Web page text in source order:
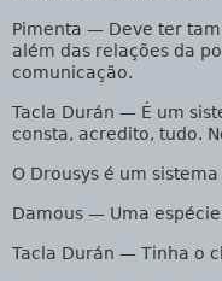
Pimenta — Deve ter
além das relações da
comunicação.
Tacla Durán — É um
consta, acredito, tudo.
O Drousys é um
Damous — Uma
Tacla Durán — Tinha o